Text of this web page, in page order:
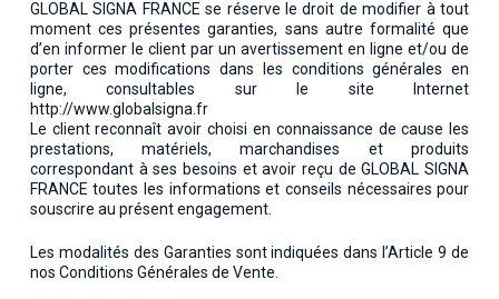
GLOBAL SIGNA FRANCE se réserve le droit de modifier à tout
moment ces présentes garanties, sans autre formalité que
d’en informer le client par un avertissement en ligne et/ou de
porter ces modifications dans les conditions générales en
ligne, consultables sur le site Internet
http://www.globalsigna.fr
Le client reconnaît avoir choisi en connaissance de cause les
prestations, matériels, marchandises et produits
correspondant à ses besoins et avoir reçu de GLOBAL SIGNA
FRANCE toutes les informations et conseils nécessaires pour
souscrire au présent engagement.
Les modalités des Garanties sont indiquées dans l’Article 9 de
nos Conditions Générales de Vente.